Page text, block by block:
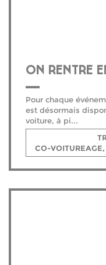
ON RENTRE
Pour chaque
est désormais
voiture, à pi...
CO-